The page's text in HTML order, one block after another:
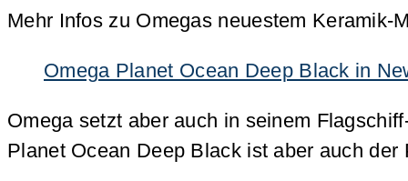
Mehr Infos zu Omegas neuestem Keramik-
Omega Planet Ocean Deep Black in
Omega setzt aber auch in seinem
Planet Ocean Deep Black ist aber auch